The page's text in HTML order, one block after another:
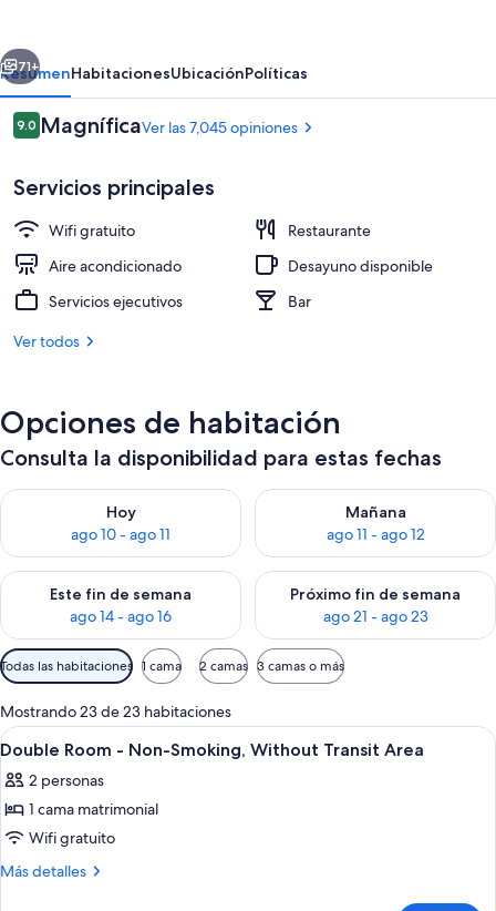
Tokyo
Haneda
Airport
3
Entrada interior
Siguiente
71+
ResumenHabitacionesUbicaciónPolíticas
Opiniones
9.09.0 de 10,
MagníficaVer las 7,045 opiniones
Servicios principales
Wifi gratuito
Restaurante
Aire acondicionado
Desayuno disponible
Servicios ejecutivos
Bar
Ver todos
Opciones de habitación
Consulta la disponibilidad para estas fechas
Hoy
ago 10 - ago 11
Consulta la disponibilidad para hoy ago 10 - ago 11
Mañana
ago 11 - ago 12
Consulta la disponibilidad
Este fin de semana
ago 14 - ago 16
Consulta la disponibilidad para este fin de semana ago 14 -
Próximo fin de semana
ago 21 - ago 23
Consulta la disponibilidad
Filtros
disponibles
para
las
habitaciones
Todas las habitaciones 1 cama 2 camas 3 camas o más
Mostrando 23 de 23 habitaciones
Abrir
todas
las
fotos
de
Double
Una habitación de hotel con cama,
7
Double Room - Non-Smoking, Without Transit Area
2 personas
1 cama matrimonial
Wifi gratuito
Más detalles
Más